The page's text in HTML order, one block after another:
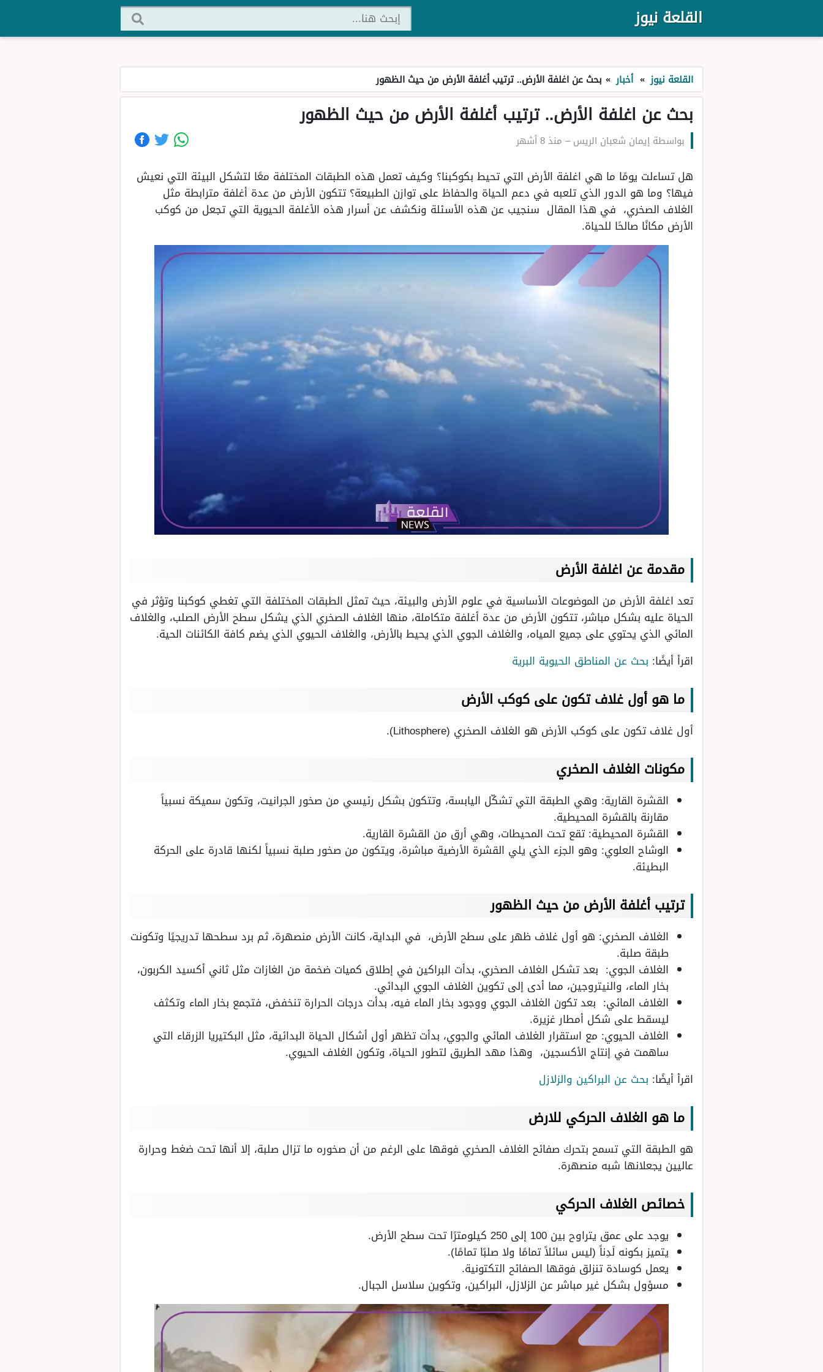
القلعة نيوز
القلعة نيوز » أخبار » بحث عن اغلفة الأرض.. ترتيب أغلفة الأرض من حيث الظهور
بحث عن اغلفة الأرض.. ترتيب أغلفة الأرض من حيث الظهور
بواسطة إيمان شعبان الريس– منذ 8 أشهر
هل تساءلت يومًا ما هي اغلفة الأرض التي تحيط بكوكبنا؟ وكيف تعمل هذه الطبقات المختلفة معًا لتشكل البيئة التي نعيش
فيها؟ وما هو الدور الذي تلعبه في دعم الحياة والحفاظ على توازن الطبيعة؟ تتكون الأرض من عدة أغلفة مترابطة مثل
الغلاف الصخري، في هذا المقال سنجيب عن هذه الأسئلة ونكشف عن أسرار هذه الأغلفة الحيوية التي تجعل من كوكب
الأرض مكانًا صالحًا للحياة.
مقدمة عن اغلفة الأرض
تعد اغلفة الأرض من الموضوعات الأساسية في علوم الأرض والبيئة، حيث تمثل الطبقات المختلفة التي تغطي كوكبنا وتؤثر في
الحياة عليه بشكل مباشر، تتكون الأرض من عدة أغلفة متكاملة، منها الغلاف الصخري الذي يشكل سطح الأرض الصلب، والغلاف
المائي الذي يحتوي على جميع المياه، والغلاف الجوي الذي يحيط بالأرض، والغلاف الحيوي الذي يضم كافة الكائنات الحية.
اقرأ أيضًا: بحث عن المناطق الحيوية البرية
ما هو أول غلاف تكون على كوكب الأرض
أول غلاف تكون على كوكب الأرض هو الغلاف الصخري (Lithosphere).
مكونات الغلاف الصخري
القشرة القارية: وهي الطبقة التي تشكّل اليابسة، وتتكون بشكل رئيسي من صخور الجرانيت، وتكون سميكة نسبياً
مقارنة بالقشرة المحيطية.
القشرة المحيطية: تقع تحت المحيطات، وهي أرق من القشرة القارية.
الوشاح العلوي: وهو الجزء الذي يلي القشرة الأرضية مباشرة، ويتكون من صخور صلبة نسبياً لكنها قادرة على الحركة
البطيئة.
ترتيب أغلفة الأرض من حيث الظهور
الغلاف الصخري: هو أول غلاف ظهر على سطح الأرض، في البداية، كانت الأرض منصهرة، ثم برد سطحها تدريجيًا وتكونت
طبقة صلبة.
الغلاف الجوي: بعد تشكل الغلاف الصخري، بدأت البراكين في إطلاق كميات ضخمة من الغازات مثل ثاني أكسيد الكربون،
بخار الماء، والنيتروجين، مما أدى إلى تكوين الغلاف الجوي البدائي.
الغلاف المائي: بعد تكون الغلاف الجوي ووجود بخار الماء فيه، بدأت درجات الحرارة تنخفض، فتجمع بخار الماء وتكثف
ليسقط على شكل أمطار غزيرة.
الغلاف الحيوي: مع استقرار الغلاف المائي والجوي، بدأت تظهر أول أشكال الحياة البدائية، مثل البكتيريا الزرقاء التي
ساهمت في إنتاج الأكسجين، وهذا مهد الطريق لتطور الحياة، وتكون الغلاف الحيوي.
اقرأ أيضًا: بحث عن البراكين والزلازل
ما هو الغلاف الحركي للارض
هو الطبقة التي تسمح بتحرك صفائح الغلاف الصخري فوقها على الرغم من أن صخوره ما تزال صلبة، إلا أنها تحت ضغط وحرارة
عاليين يجعلانها شبه منصهرة.
خصائص الغلاف الحركي
يوجد على عمق يتراوح بين 100 إلى 250 كيلومترًا تحت سطح الأرض.
يتميز بكونه لَدِناً (ليس سائلاً تمامًا ولا صلبًا تمامًا).
يعمل كوسادة تنزلق فوقها الصفائح التكتونية.
مسؤول بشكل غير مباشر عن الزلازل، البراكين، وتكوين سلاسل الجبال.